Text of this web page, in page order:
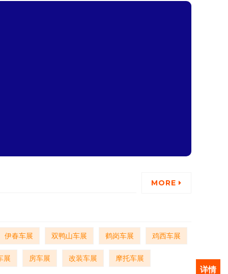
详情
详情
MORE
伊春车展 双鸭山车展 鹤岗车展 鸡西车展
展 房车展 改装车展 摩托车展